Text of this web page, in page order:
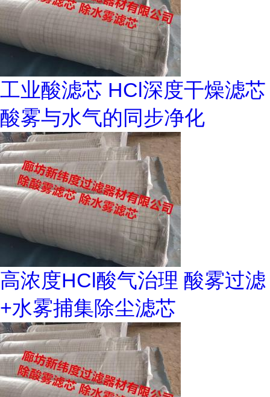
工业酸滤芯 HCl深度干燥滤芯
酸雾与水气的同步净化
高浓度HCl酸气治理 酸雾过滤
+水雾捕集除尘滤芯